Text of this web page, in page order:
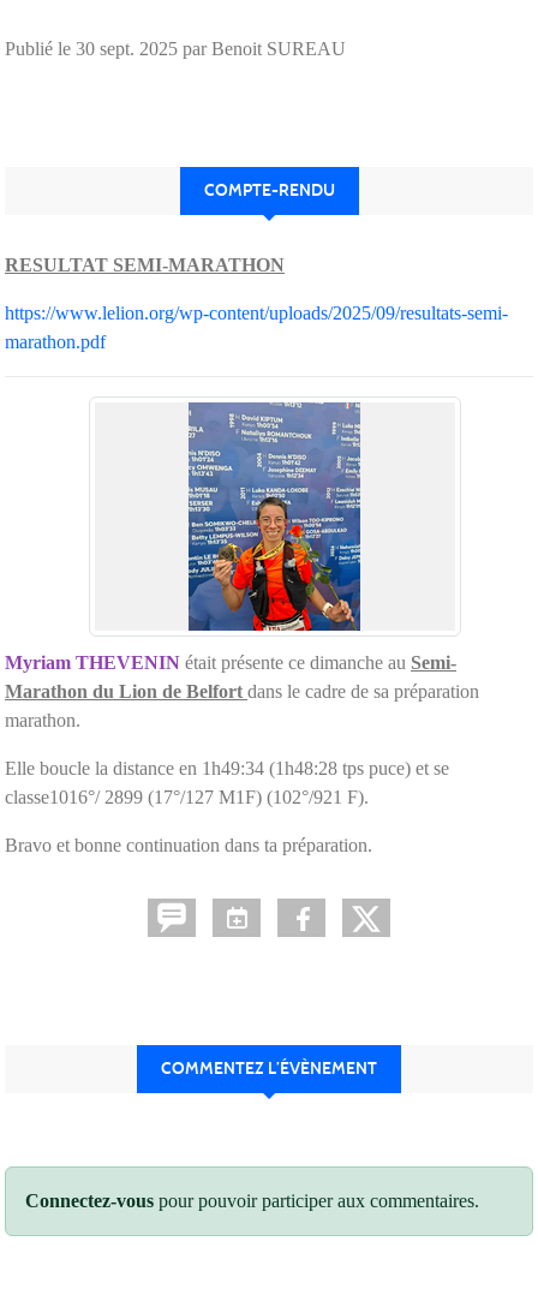
Publié le 30 sept. 2025 par Benoit SUREAU
COMPTE-RENDU
RESULTAT SEMI-MARATHON
https://www.lelion.org/wp-content/uploads/2025/09/resultats-semi-
marathon.pdf
Myriam THEVENIN était présente ce dimanche au Semi-
Marathon du Lion de Belfort dans le cadre de sa préparation
marathon.
Elle boucle la distance en 1h49:34 (1h48:28 tps puce) et se
classe1016°/ 2899 (17°/127 M1F) (102°/921 F).
Bravo et bonne continuation dans ta préparation.
COMMENTEZ L’ÉVÈNEMENT
Connectez-vous pour pouvoir participer aux commentaires.